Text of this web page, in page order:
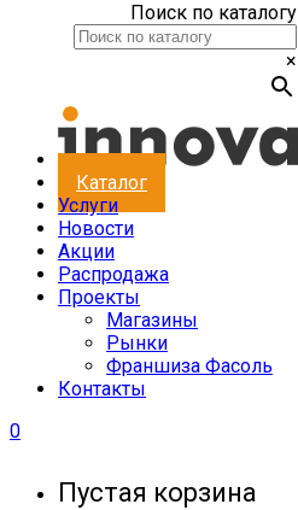
Поиск по каталогу
×
Каталог
Услуги
Новости
Акции
Распродажа
Проекты
Магазины
Рынки
Франшиза Фасоль
Контакты
0
Пустая корзина